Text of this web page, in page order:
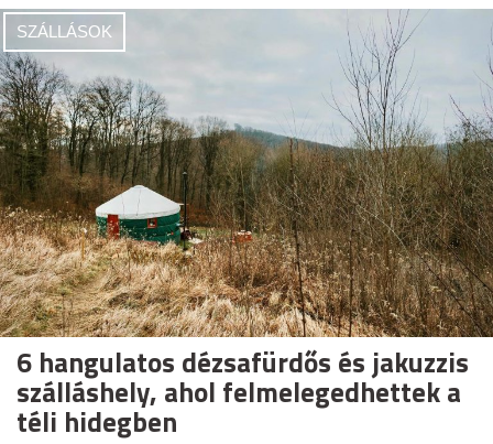
SZÁLLÁSOK
6 hangulatos dézsafürdős és jakuzzis
szálláshely, ahol felmelegedhettek a
téli hidegben